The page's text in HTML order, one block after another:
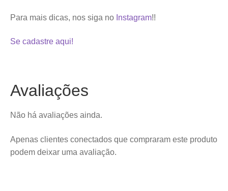
Para mais dicas, nos siga no Instagram!!
Se cadastre aqui!
Avaliações
Não há avaliações ainda.
Apenas clientes conectados que compraram este produto
podem deixar uma avaliação.